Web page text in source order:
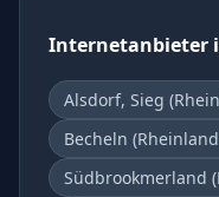
Internetanbieter
Alsdorf, Sieg
Becheln
Südbrookmerland